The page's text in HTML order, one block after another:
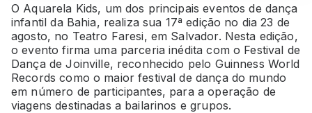
O Aquarela Kids, um dos principais eventos de dança
infantil da Bahia, realiza sua 17ª edição no dia 23 de
agosto, no Teatro Faresi, em Salvador. Nesta edição,
o evento firma uma parceria inédita com o Festival de
Dança de Joinville, reconhecido pelo Guinness World
Records como o maior festival de dança do mundo
em número de participantes, para a operação de
viagens destinadas a bailarinos e grupos.